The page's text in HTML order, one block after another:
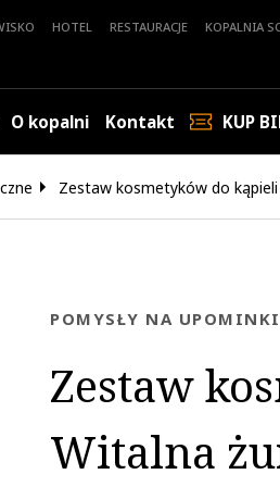
HOTEL RESTAURACJE
KOPALNIA
O kopalni Kontakt KUP
Zestaw kosmetyków do
POMYSŁY NA UPOMINKI
Zestaw
Witalna